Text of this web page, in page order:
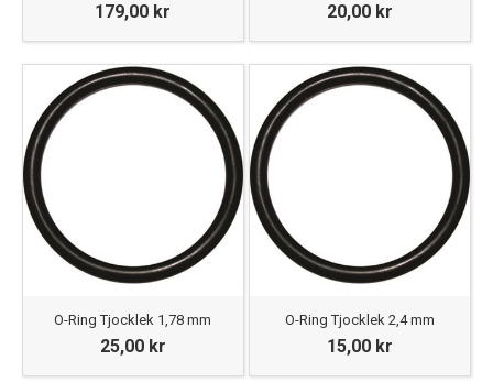
179,00 kr 20,00 kr
O-Ring Tjocklek 1,78 mm
25,00 kr
O-Ring Tjocklek 2,4 mm
15,00 kr